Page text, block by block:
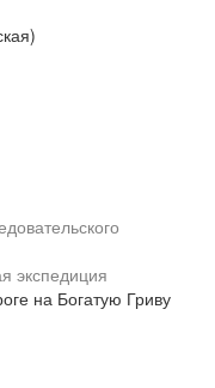
экспедиция
на Богатую Гриву